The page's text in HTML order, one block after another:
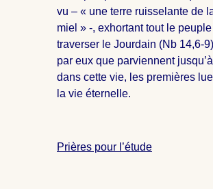
vu – « une terre ruisselante de
miel » -, exhortant tout le
traverser le Jourdain (Nb 14,6-
par eux que parviennent
dans cette vie, les premières
la vie éternelle.
Prières pour l’étude